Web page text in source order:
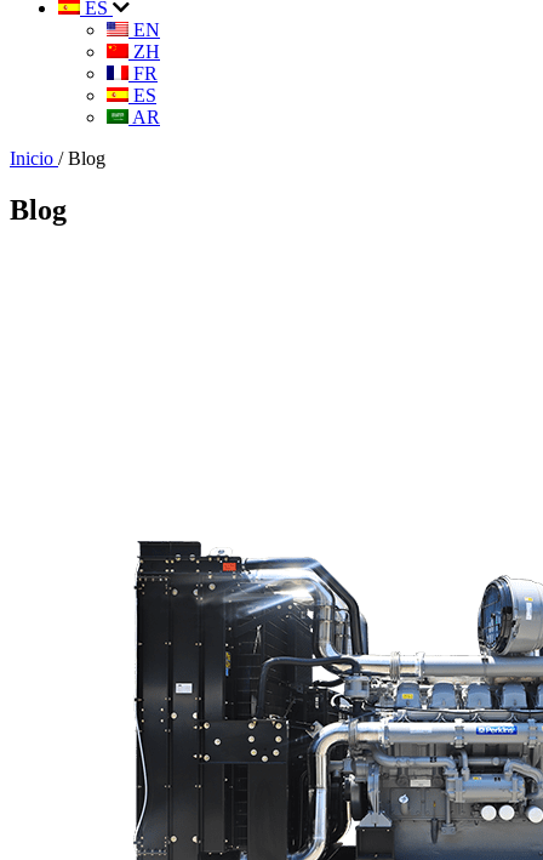
ES
EN
ZH
FR
ES
AR
Inicio / Blog
Blog